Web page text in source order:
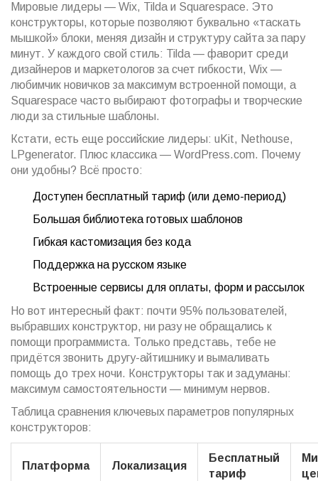
Мировые лидеры — Wix, Tilda и Squarespace. Это
конструкторы, которые позволяют буквально «таскать
мышкой» блоки, меняя дизайн и структуру сайта за пару
минут. У каждого свой стиль: Tilda — фаворит среди
дизайнеров и маркетологов за счет гибкости, Wix —
любимчик новичков за максимум встроенной помощи, а
Squarespace часто выбирают фотографы и творческие
люди за стильные шаблоны.
Кстати, есть еще российские лидеры: uKit, Nethouse,
LPgenerator. Плюс классика — WordPress.com. Почему
они удобны? Всё просто:
Доступен бесплатный тариф (или демо-период)
Большая библиотека готовых шаблонов
Гибкая кастомизация без кода
Поддержка на русском языке
Встроенные сервисы для оплаты, форм и рассылок
Но вот интересный факт: почти 95% пользователей,
выбравших конструктор, ни разу не обращались к
помощи программиста. Только представь, тебе не
придётся звонить другу-айтишнику и вымаливать
помощь до трех ночи. Конструкторы так и задуманы:
максимум самостоятельности — минимум нервов.
Таблица сравнения ключевых параметров популярных
конструкторов:
Платформа Локализация
Бесплатный
тариф